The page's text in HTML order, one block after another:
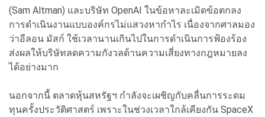
(Sam Altman) และบริษัท OpenAI ในข้อหาละเมิดข้อตกลง
การดำเนินงานแบบองค์กรไม่แสวงหากำไร เนื่องจากศาลมอง
ว่าอีลอน มัสก์ ใช้เวลานานเกินไปในการดำเนินการฟ้องร้อง
ส่งผลให้บริษัทลดความกังวลด้านความเสี่ยงทางกฎหมายลง
ได้อย่างมาก
นอกจากนี้ ตลาดหุ้นสหรัฐฯ กำลังจะเผชิญกับคลื่นการระดม
ทุนครั้งประวัติศาสตร์ เพราะในช่วงเวลาใกล้เคียงกัน SpaceX